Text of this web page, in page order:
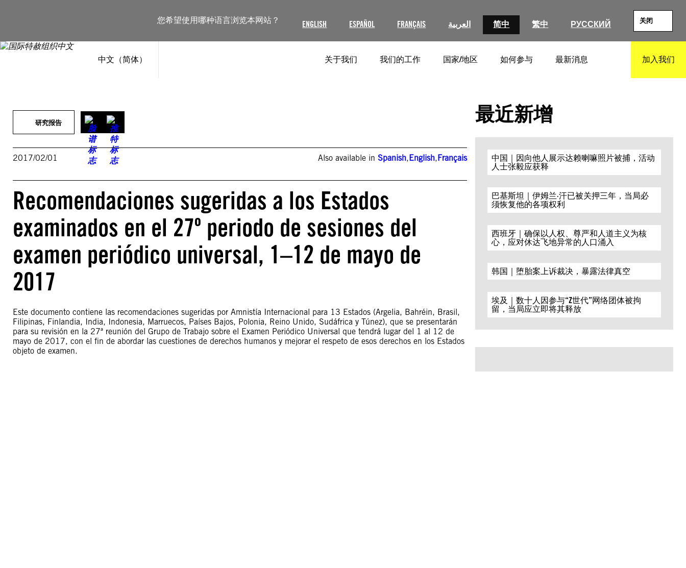
您希望使用哪种语言浏览本网站？ ENGLISH ESPAÑOL FRANÇAIS العربية 简中 繁中 РУССКИЙ 关闭
中文（简体） 关于我们 我们的工作 国家/地区 如何参与 最新消息 加入我们
研究报告
2017/02/01 Also available inSpanish,English,Français
Recomendaciones sugeridas a los Estados
examinados en el 27º periodo de sesiones del
examen periódico universal, 1–12 de mayo de
2017
Este documento contiene las recomendaciones sugeridas por Amnistía Internacional para 13 Estados (Argelia, Bahréin, Brasil,
Filipinas, Finlandia, India, Indonesia, Marruecos, Países Bajos, Polonia, Reino Unido, Sudáfrica y Túnez), que se presentarán
para su revisión en la 27ª reunión del Grupo de Trabajo sobre el Examen Periódico Universal que tendrá lugar del 1 al 12 de
mayo de 2017, con el fin de abordar las cuestiones de derechos humanos y mejorar el respeto de esos derechos en los Estados
objeto de examen.
最近新增
中国｜因向他人展示达赖喇嘛照片被捕，活动
人士张毅应获释
巴基斯坦｜伊姆兰·汗已被关押三年，当局必
须恢复他的各项权利
西班牙｜确保以人权、尊严和人道主义为核
心，应对休达飞地异常的人口涌入
韩国｜堕胎案上诉裁决，暴露法律真空
埃及｜数十人因参与“Z世代”网络团体被拘
留，当局应立即将其释放